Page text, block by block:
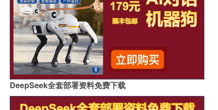
DeepSeek全套部署资料免费下载